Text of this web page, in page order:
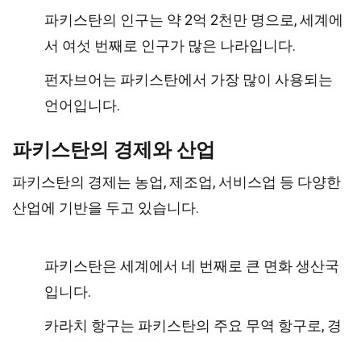
파키스탄의 인구는 약 2억 2천만 명으로, 세계에
서 여섯 번째로 인구가 많은 나라입니다.
펀자브어는 파키스탄에서 가장 많이 사용되는
언어입니다.
파키스탄의 경제와 산업
파키스탄의 경제는 농업, 제조업, 서비스업 등 다양한
산업에 기반을 두고 있습니다.
파키스탄은 세계에서 네 번째로 큰 면화 생산국
입니다.
카라치 항구는 파키스탄의 주요 무역 항구로, 경